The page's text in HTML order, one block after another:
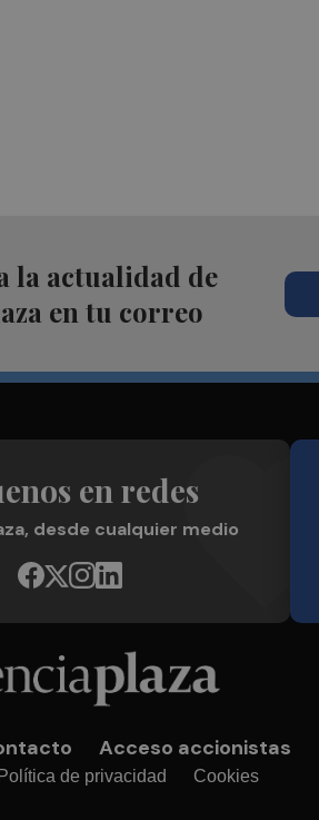
la actualidad de
en tu correo
en redes
desde cualquier medio
Acceso accionistas
Política de privacidad Cookies